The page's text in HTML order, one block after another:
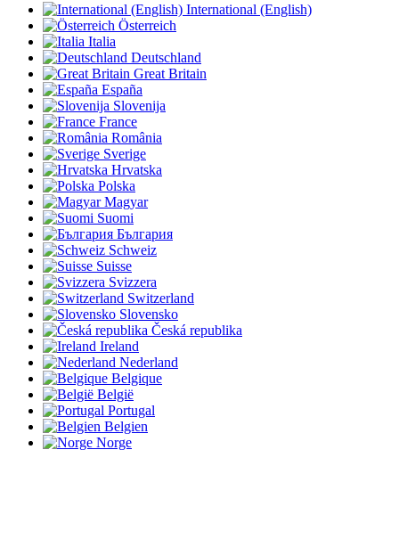
International (English)
Österreich
Italia
Deutschland
Great Britain
España
Slovenija
France
România
Sverige
Hrvatska
Polska
Magyar
Suomi
България
Schweiz
Suisse
Svizzera
Switzerland
Slovensko
Česká republika
Ireland
Nederland
Belgique
België
Portugal
Belgien
Norge